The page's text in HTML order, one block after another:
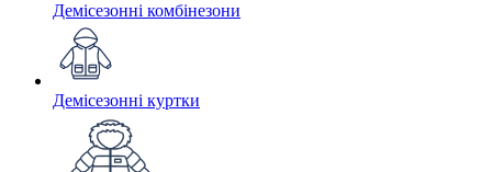
Демісезонні комбінезони
Демісезонні куртки